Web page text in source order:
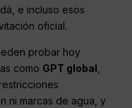
e incluso esos
oficial.
probar hoy
como GPT global
ni marcas de agua, y